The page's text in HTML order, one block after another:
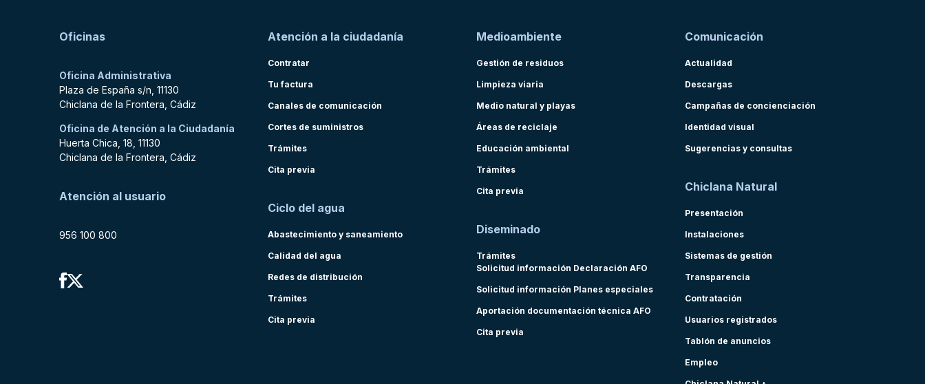
Oficinas
Oficina Administrativa
Plaza de España s/n, 11130
Chiclana de la Frontera, Cádiz
Oficina de Atención a la Ciudadanía
Huerta Chica, 18, 11130
Chiclana de la Frontera, Cádiz
Atención al usuario
956 100 800
Atención a la ciudadanía
Contratar
Tu factura
Canales de comunicación
Cortes de suministros
Trámites
Cita previa
Ciclo del agua
Abastecimiento y saneamiento
Calidad del agua
Redes de distribución
Trámites
Cita previa
Medioambiente
Gestión de residuos
Limpieza viaria
Medio natural y playas
Áreas de reciclaje
Educación ambiental
Trámites
Cita previa
Diseminado
Trámites
Solicitud información Declaración AFO
Solicitud información Planes especiales
Aportación documentación técnica AFO
Cita previa
Comunicación
Actualidad
Descargas
Campañas de concienciación
Identidad visual
Sugerencias y consultas
Chiclana Natural
Presentación
Instalaciones
Sistemas de gestión
Transparencia
Contratación
Usuarios registrados
Tablón de anuncios
Empleo